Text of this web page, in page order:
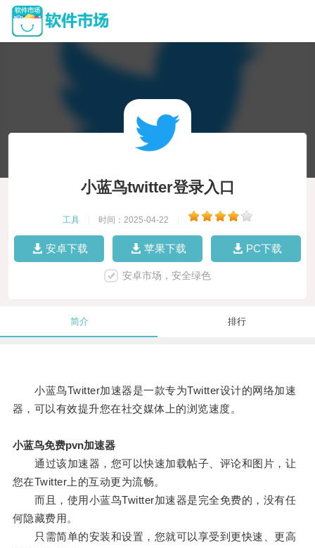
小蓝鸟twitter登录入口
工具 时间：2025-04-22
安卓下载 苹果下载 PC下载
安卓市场，安全绿色
简介 排行
小蓝鸟Twitter加速器是一款专为Twitter设计的网络加速
器，可以有效提升您在社交媒体上的浏览速度。
小蓝鸟免费pvn加速器
通过该加速器，您可以快速加载帖子、评论和图片，让
您在Twitter上的互动更为流畅。
而且，使用小蓝鸟Twitter加速器是完全免费的，没有任
何隐藏费用。
只需简单的安装和设置，您就可以享受到更快速、更高